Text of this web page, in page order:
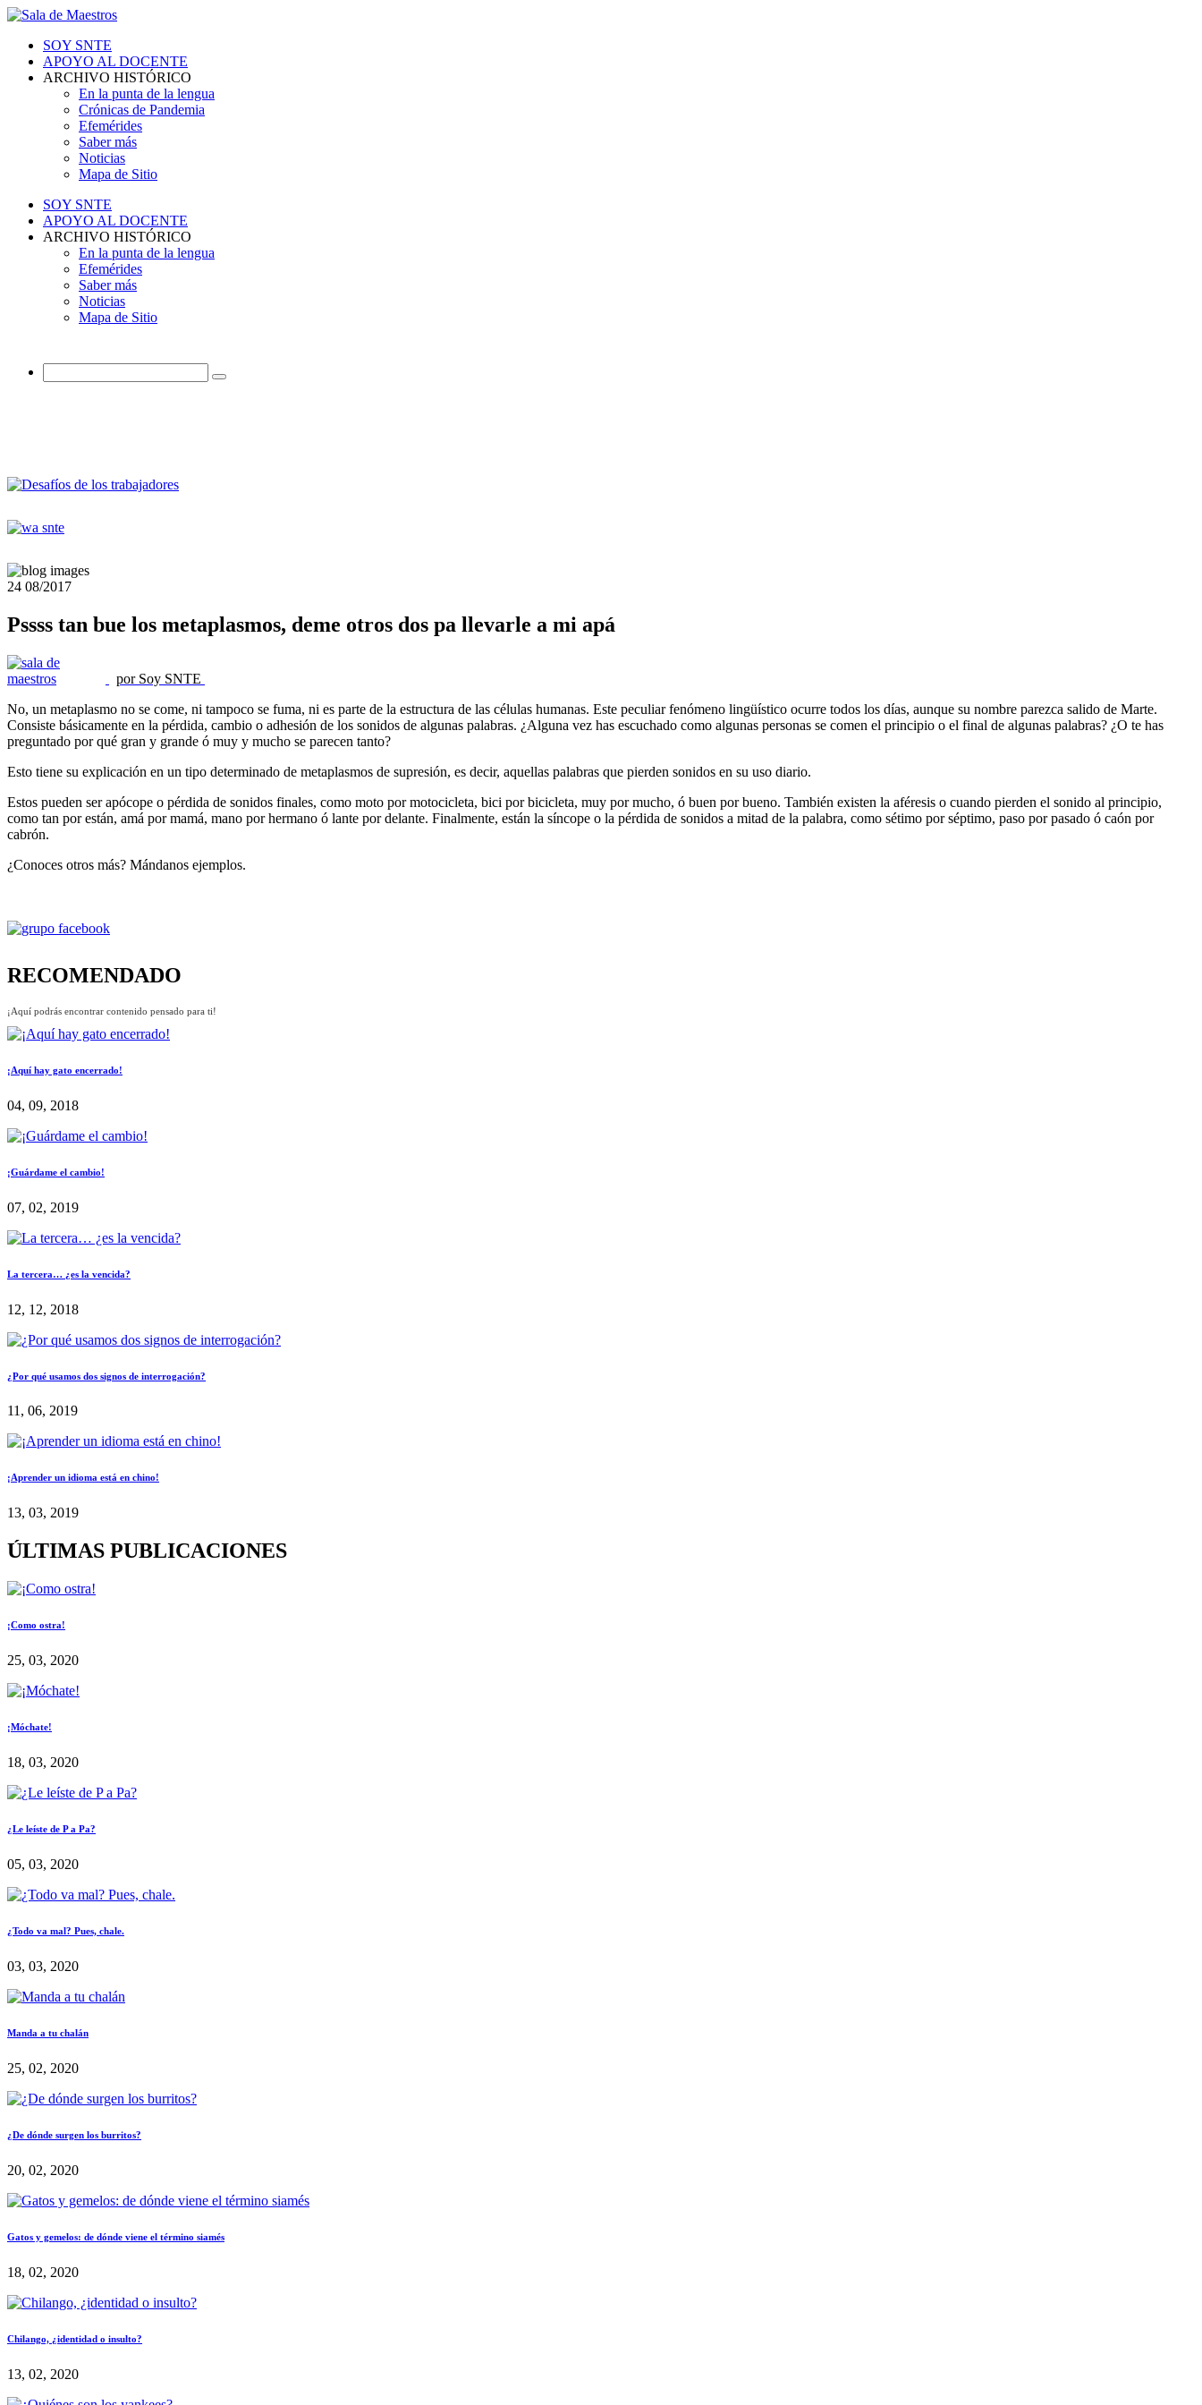
SOY SNTE
APOYO AL DOCENTE
ARCHIVO HISTÓRICO
En la punta de la lengua
Crónicas de Pandemia
Efemérides
Saber más
Noticias
Mapa de Sitio
SOY SNTE
APOYO AL DOCENTE
ARCHIVO HISTÓRICO
En la punta de la lengua
Efemérides
Saber más
Noticias
Mapa de Sitio
24 08/2017
Pssss tan bue los metaplasmos, deme otros dos pa llevarle a mi apá
por Soy SNTE
No, un metaplasmo no se come, ni tampoco se fuma, ni es parte de la estructura de las células humanas. Este peculiar fenómeno lingüístico ocurre todos los días, aunque su nombre parezca salido de Marte.
Consiste básicamente en la pérdida, cambio o adhesión de los sonidos de algunas palabras. ¿Alguna vez has escuchado como algunas personas se comen el principio o el final de algunas palabras? ¿O te has
preguntado por qué gran y grande ó muy y mucho se parecen tanto?
Esto tiene su explicación en un tipo determinado de metaplasmos de supresión, es decir, aquellas palabras que pierden sonidos en su uso diario.
Estos pueden ser apócope o pérdida de sonidos finales, como moto por motocicleta, bici por bicicleta, muy por mucho, ó buen por bueno. También existen la aféresis o cuando pierden el sonido al principio,
como tan por están, amá por mamá, mano por hermano ó lante por delante. Finalmente, están la síncope o la pérdida de sonidos a mitad de la palabra, como sétimo por séptimo, paso por pasado ó caón por
cabrón.
¿Conoces otros más? Mándanos ejemplos.
RECOMENDADO
¡Aquí podrás encontrar contenido pensado para ti!
¡Aquí hay gato encerrado!
04, 09, 2018
¡Guárdame el cambio!
07, 02, 2019
La tercera… ¿es la vencida?
12, 12, 2018
¿Por qué usamos dos signos de interrogación?
11, 06, 2019
¡Aprender un idioma está en chino!
13, 03, 2019
ÚLTIMAS PUBLICACIONES
¡Como ostra!
25, 03, 2020
¡Móchate!
18, 03, 2020
¿Le leíste de P a Pa?
05, 03, 2020
¿Todo va mal? Pues, chale.
03, 03, 2020
Manda a tu chalán
25, 02, 2020
¿De dónde surgen los burritos?
20, 02, 2020
Gatos y gemelos: de dónde viene el término siamés
18, 02, 2020
Chilango, ¿identidad o insulto?
13, 02, 2020